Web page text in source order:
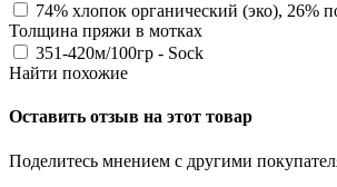
74% хлопок органический (эко), 26%
Толщина пряжи в мотках
351-420м/100гр - Sock
Найти похожие
Оставить отзыв на этот товар
Поделитесь мнением с другими